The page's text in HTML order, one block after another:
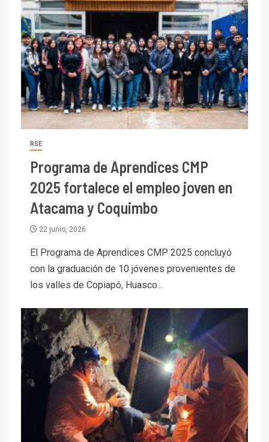
RSE
Programa de Aprendices CMP
2025 fortalece el empleo joven en
Atacama y Coquimbo
22 junio, 2026
El Programa de Aprendices CMP 2025 concluyó
con la graduación de 10 jóvenes provenientes de
los valles de Copiapó, Huasco...